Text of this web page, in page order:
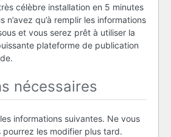
célèbre installation en 5 minutes
n’avez qu’à remplir les informations
et vous serez prêt à utiliser la
plateforme de publication
nécessaires
informations suivantes. Ne vous
les modifier plus tard.